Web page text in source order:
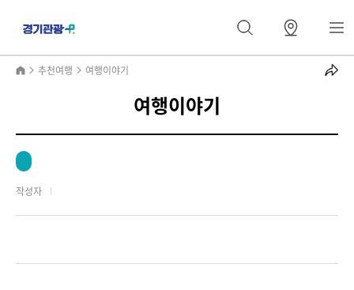
추천여행 여행이야기
여행이야기
작성자